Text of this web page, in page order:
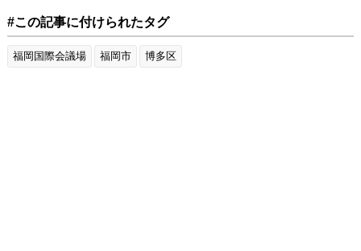
#この記事に付けられたタグ
福岡国際会議場 福岡市 博多区